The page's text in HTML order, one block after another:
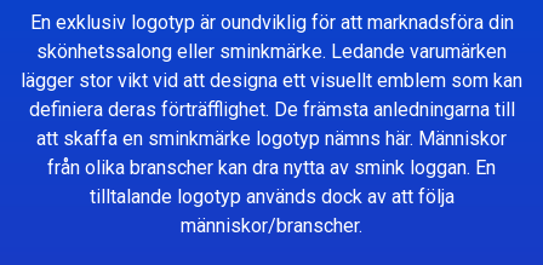
En exklusiv logotyp är oundviklig för att marknadsföra din
skönhetssalong eller sminkmärke. Ledande varumärken
lägger stor vikt vid att designa ett visuellt emblem som kan
definiera deras förträfflighet. De främsta anledningarna till
att skaffa en sminkmärke logotyp nämns här. Människor
från olika branscher kan dra nytta av smink loggan. En
tilltalande logotyp används dock av att följa
människor/branscher.